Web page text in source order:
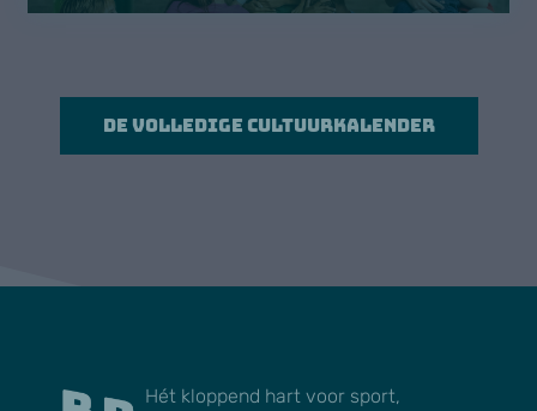
De volledige cultuurkalender
Hét kloppend hart voor sport,